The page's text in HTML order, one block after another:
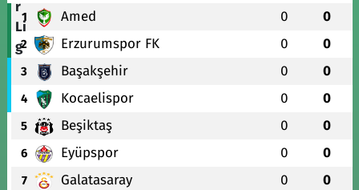
1 Amed 0 0
2 Erzurumspor FK 0 0
3 Başakşehir 0 0
4 Kocaelispor 0 0
5 Beşiktaş 0 0
6 Eyüpspor 0 0
7 Galatasaray 0 0